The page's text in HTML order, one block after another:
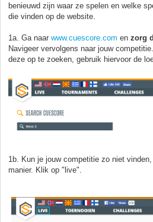
benieuwd zijn waar ze spelen en welke
die vinden op de website.
1a. Ga naar www.cuescore.com en zorg
Navigeer vervolgens naar jouw
deze op te zoeken, gebruik hiervoor de
1b. Kun je jouw competitie zo niet
manier. Klik op "live".